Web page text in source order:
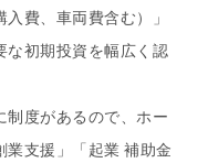
費、車両費含む）」
な初期投資を幅広く認
制度があるので、ホー
業支援」「起業 補助金